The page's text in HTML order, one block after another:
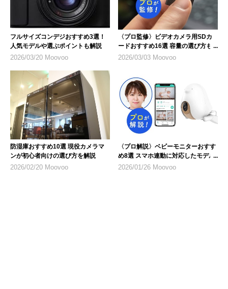
フルサイズコンデジおすすめ3選！
人気モデルや選ぶポイントも解説
2026/03/20 Moovoo
〈プロ監修〉ビデオカメラ用SDカ
ードおすすめ16選 容量の選び方も
解説
2026/03/03 Moovoo
防湿庫おすすめ10選 現役カメラマ
ンが初心者向けの選び方を解説
2026/02/20 Moovoo
〈プロ解説〉ベビーモニターおすす
め8選 スマホ連動に対応したモデル
にも注目
2026/01/26 Moovoo